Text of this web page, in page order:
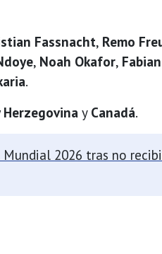
Fassnacht, Remo
, Noah Okafor,
.
Herzegovina y Canadá.
2026 tras no